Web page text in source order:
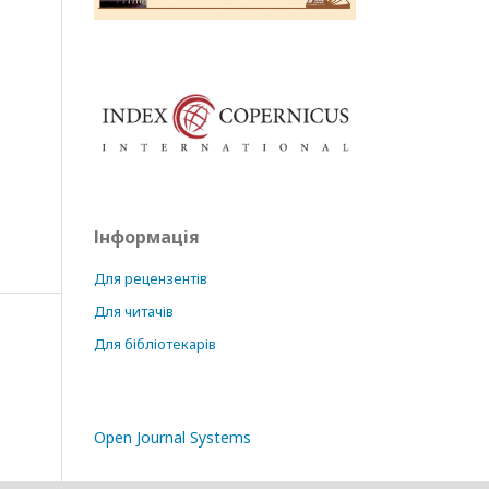
Інформація
Для рецензентів
Для читачів
Для бібліотекарів
Open Journal Systems